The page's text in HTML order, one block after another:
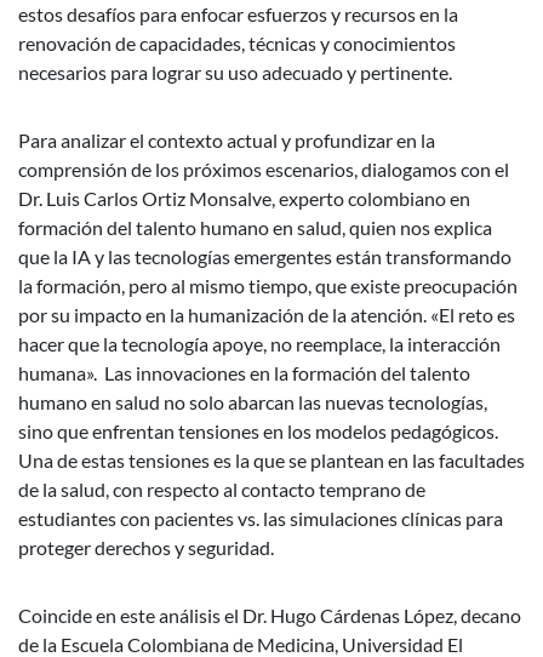
estos desafíos para enfocar esfuerzos y recursos en la
renovación de capacidades, técnicas y conocimientos
necesarios para lograr su uso adecuado y pertinente.
Para analizar el contexto actual y profundizar en la
comprensión de los próximos escenarios, dialogamos con el
Dr. Luis Carlos Ortiz Monsalve, experto colombiano en
formación del talento humano en salud, quien nos explica
que la IA y las tecnologías emergentes están transformando
la formación, pero al mismo tiempo, que existe preocupación
por su impacto en la humanización de la atención. «El reto es
hacer que la tecnología apoye, no reemplace, la interacción
humana». Las innovaciones en la formación del talento
humano en salud no solo abarcan las nuevas tecnologías,
sino que enfrentan tensiones en los modelos pedagógicos.
Una de estas tensiones es la que se plantean en las facultades
de la salud, con respecto al contacto temprano de
estudiantes con pacientes vs. las simulaciones clínicas para
proteger derechos y seguridad.
Coincide en este análisis el Dr. Hugo Cárdenas López, decano
de la Escuela Colombiana de Medicina, Universidad El